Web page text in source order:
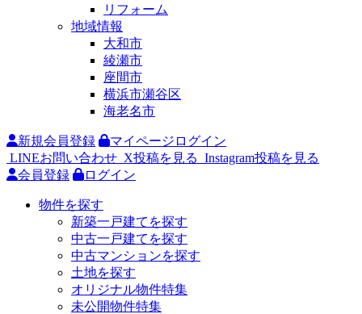
リフォーム
地域情報
大和市
綾瀬市
座間市
横浜市瀬谷区
海老名市
新規会員登録
マイページログイン
LINEお問い合わせ X投稿を見る Instagram投稿を見る
会員登録
ログイン
物件を探す
新築一戸建てを探す
中古一戸建てを探す
中古マンションを探す
土地を探す
オリジナル物件特集
未公開物件特集